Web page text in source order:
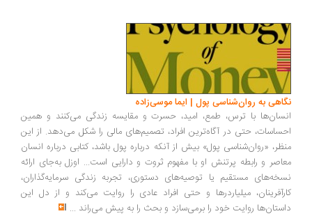
به روان‌شناسی پول | ایما موسی‌زاده
با ترس، طمع، امید، حسرت و مقایسه زندگی می‌کنند و همین
حتی در آگاه‌ترین افراد، تصمیم‌های مالی را شکل می‌دهد. از این
«روان‌شناسی پول» بیش از آنکه درباره پول باشد، کتابی درباره انسان
و رابطه پرتنش او با مفهوم ثروت و دارایی است... اوزل به‌جای ارائه
مستقیم یا توصیه‌های دستوری، تجربه زندگی سرمایه‌گذاران،
میلیاردرها و حتی افراد عادی را روایت می‌کند و از دل این
روایت خود را برمی‌سازد و بحث را به پیش می‌راند ...